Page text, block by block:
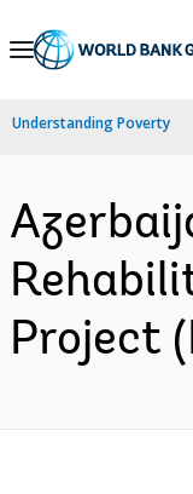
Skip
Navigation
Understanding Poverty
Project